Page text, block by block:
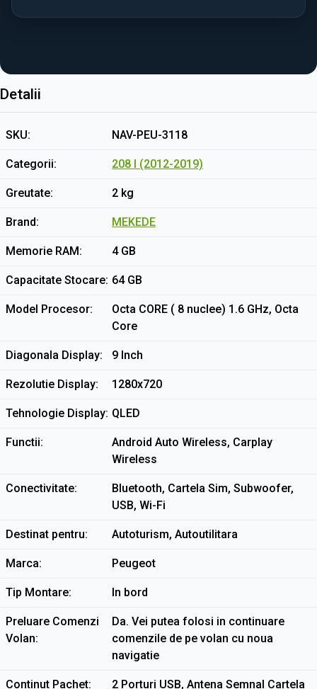
Detalii
SKU NAV-PEU-3118
Categorii 208 I (2012-2019)
Greutate 2 kg
Brand MEKEDE
Memorie RAM 4 GB
Capacitate Stocare 64 GB
Model Procesor
Octa CORE ( 8 nuclee) 1.6 GHz, Octa
Core
Diagonala Display 9 Inch
Rezolutie Display 1280x720
Tehnologie Display QLED
Functii
Android Auto Wireless, Carplay
Wireless
Conectivitate
Bluetooth, Cartela Sim, Subwoofer,
USB, Wi-Fi
Destinat pentru Autoturism, Autoutilitara
Marca Peugeot
Tip Montare In bord
Preluare Comenzi
Volan
Da. Vei putea folosi in continuare
comenzile de pe volan cu noua
navigatie
Continut Pachet
2 Porturi USB, Antena Semnal Cartela